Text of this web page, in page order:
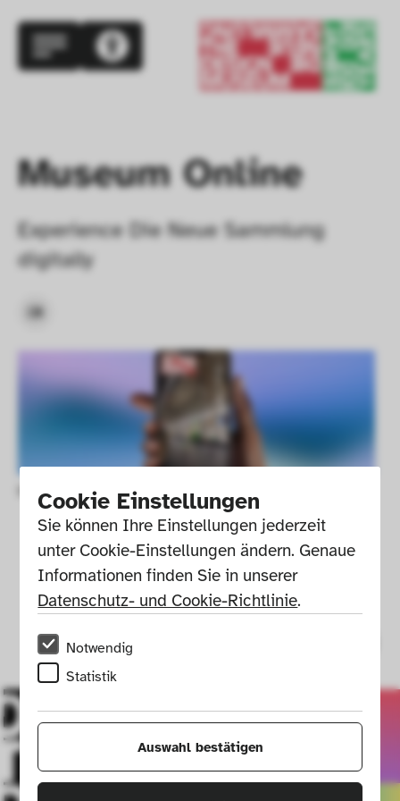
Cookie Einstellungen
Sie können Ihre Einstellungen jederzeit
unter Cookie-Einstellungen ändern. Genaue
Informationen finden Sie in unserer
Datenschutz- und Cookie-Richtlinie.
Notwendig
Statistik
Auswahl bestätigen
Museum Online
Experience Die Neue Sammlung
digitally
Digital tour X-D-E-P-O-T.